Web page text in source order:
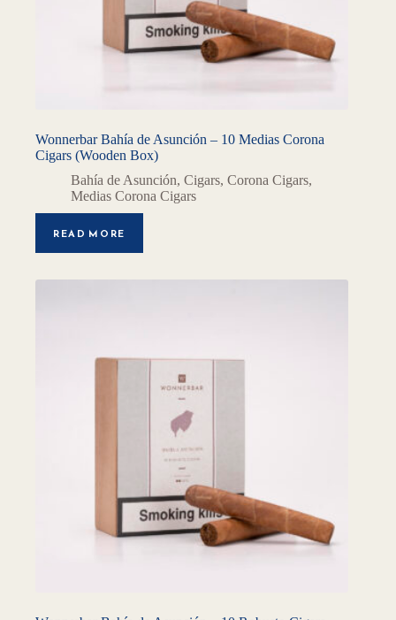
Wonnerbar Bahía de Asunción – 10 Medias Corona
Cigars (Wooden Box)
Bahía de Asunción, Cigars, Corona Cigars,
Medias Corona Cigars
READ MORE